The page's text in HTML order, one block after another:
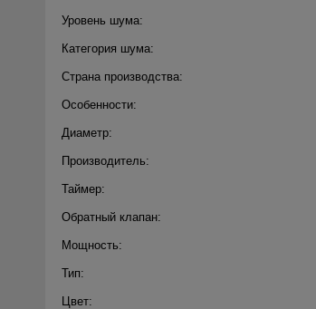
Уровень шума:
Категория шума:
Страна производства:
Особенности:
Диаметр:
Производитель:
Таймер:
Обратный клапан:
Мощность:
Тип:
Цвет: